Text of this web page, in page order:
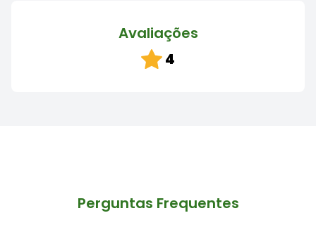
Avaliações
4
Perguntas Frequentes